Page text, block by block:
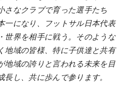
さなクラブで育った選手たち
一になり、フットサル日本代表
世界を相手に戦う。そのような
地域の皆様、特に子供達と共有
地域の誇りと言われる未来を目
し、共に歩んで参ります。